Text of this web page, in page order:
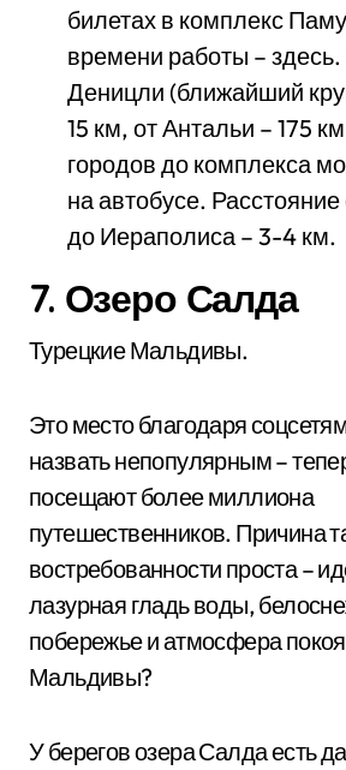
билетах в комплекс
времени работы –
Деницли (ближайший
15 км, от Антальи – 175
городов до комплекса
на автобусе.
до Иераполиса – 3-4 км.
7. Озеро Салда
Турецкие Мальдивы.
Это место благодаря
назвать непопулярным –
посещают более миллиона
путешественников. Причина
востребованности проста –
лазурная гладь воды,
побережье и атмосфера
Мальдивы?
У берегов озера Салда есть